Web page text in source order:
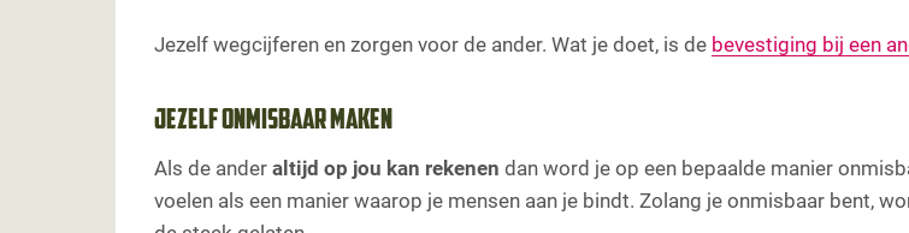
Jezelf wegcijferen en zorgen voor de ander. Wat je doet, is de bevestiging bij een
Jezelf onmisbaar maken
Als de ander altijd op jou kan rekenen dan word je op een bepaalde manier
voelen als een manier waarop je mensen aan je bindt. Zolang je onmisbaar bent,